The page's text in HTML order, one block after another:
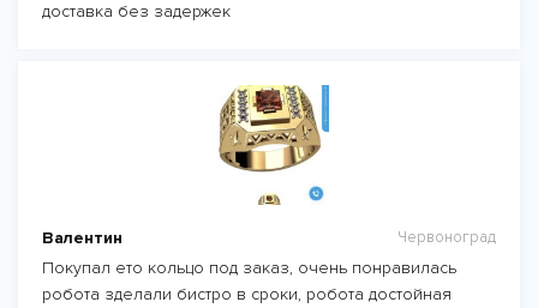
доставка без задержек
Валентин Червоноград
Покупал ето кольцо под заказ, очень понравилась
робота зделали бистро в сроки, робота достойная